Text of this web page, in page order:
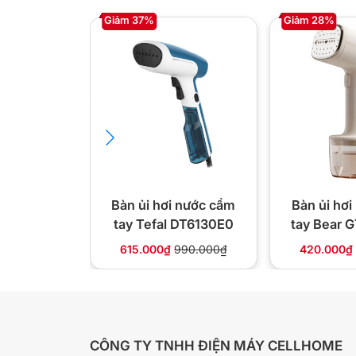
Giảm 37%
Bàn ủi hơi nước cầm
tay Tefal DT6130E0
615.000₫ 990.000₫
Giảm 28%
Bàn ủi
tay Bear
420.000₫
CÔNG TY TNHH ĐIỆN MÁY CELLHOME